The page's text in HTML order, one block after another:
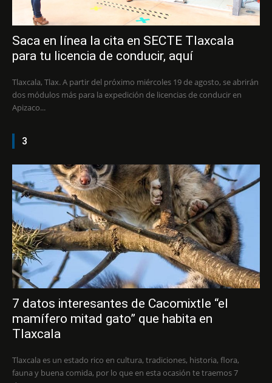
Saca en línea la cita en SECTE Tlaxcala
para tu licencia de conducir, aquí
Tlaxcala, Tlax. A partir del próximo miércoles 19 de agosto, se abrirán
dos módulos más para la expedición de licencias de conducir en
Apizaco...
3
7 datos interesantes de Cacomixtle “el
mamífero mitad gato” que habita en
Tlaxcala
Tlaxcala es un estado rico en cultura, tradiciones, historia, flora,
fauna y buena comida, por lo que en esta ocasión te traemos 7